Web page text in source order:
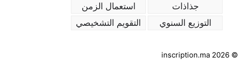
جذاذات
استعمال الزمن
التوزيع السنوي
التقويم التشخيصي
inscription.ma 2026 ©